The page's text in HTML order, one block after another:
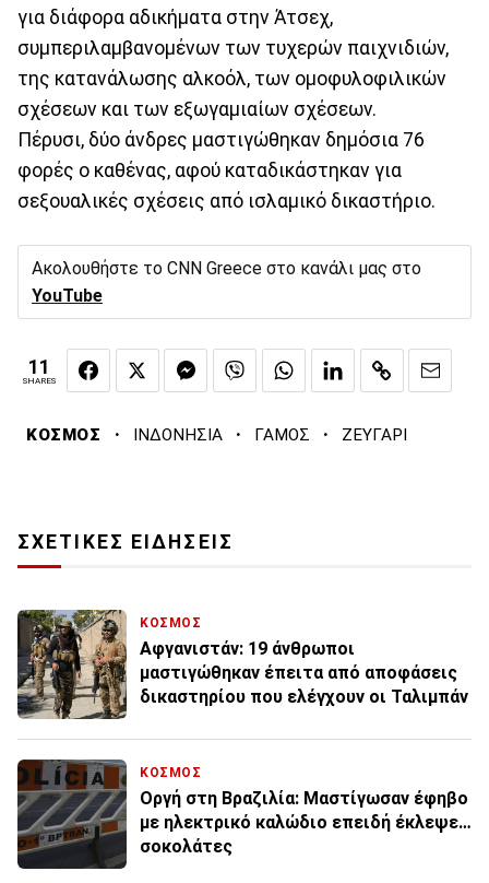
για διάφορα αδικήματα στην Άτσεχ,
συμπεριλαμβανομένων των τυχερών παιχνιδιών,
της κατανάλωσης αλκοόλ, των ομοφυλοφιλικών
σχέσεων και των εξωγαμιαίων σχέσεων.
Πέρυσι, δύο άνδρες μαστιγώθηκαν δημόσια 76
φορές ο καθένας, αφού καταδικάστηκαν για
σεξουαλικές σχέσεις από ισλαμικό δικαστήριο.
Ακολουθήστε το CNN Greece στο κανάλι μας στο
YouTube
11
SHARES
ΚΟΣΜΟΣ · ΙΝΔΟΝΗΣΙΑ · ΓΑΜΟΣ · ΖΕΥΓΑΡΙ
ΣΧΕΤΙΚΕΣ ΕΙΔΗΣΕΙΣ
ΚΟΣΜΟΣ
Αφγανιστάν: 19 άνθρωποι
μαστιγώθηκαν έπειτα από αποφάσεις
δικαστηρίου που ελέγχουν οι Ταλιμπάν
ΚΟΣΜΟΣ
Οργή στη Βραζιλία: Μαστίγωσαν έφηβο
με ηλεκτρικό καλώδιο επειδή έκλεψε…
σοκολάτες